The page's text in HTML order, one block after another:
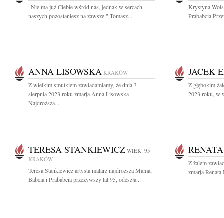
"Nie ma już Ciebie wśród nas, jednak w sercach
naszych pozostaniesz na zawsze." Tomasz...
Krystyna
Prababcia
ANNA LISOWSKA KRAKÓW
Z wielkim smutkiem zawiadamiamy, że dnia 3
sierpnia 2023 roku zmarła Anna Lisowska
Najdroższa...
JACEK
Z głębokim
2023 roku, w
TERESA STANKIEWICZ WIEK: 95
KRAKÓW
Teresa Stankiewicz artysta malarz najdroższa Mama,
Babcia i Prababcia przeżywszy lat 95, odeszła...
Z żalem
zmarła